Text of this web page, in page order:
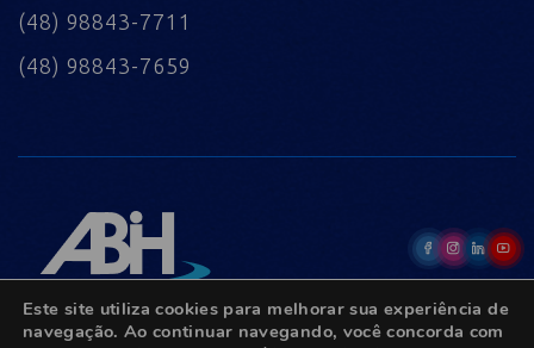
(48) 98843-7711
(48) 98843-7659
Este site utiliza cookies para melhorar sua experiência de
navegação. Ao continuar navegando, você concorda com